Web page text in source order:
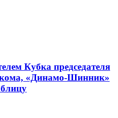
Кубка председателя
«Динамо-Шинник»